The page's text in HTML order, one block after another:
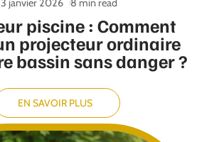
piscine : Comment
projecteur ordinaire
bassin sans danger ?
janvier 2026 8 min read
EN SAVOIR PLUS